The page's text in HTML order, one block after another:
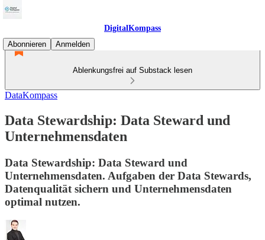
DigitalKompass
Abonnieren
Anmelden
Ablenkungsfrei auf Substack lesen
DataKompass
Data Stewardship: Data Steward und
Unternehmensdaten
Data Stewardship: Data Steward und
Unternehmensdaten. Aufgaben der Data Stewards,
Datenqualität sichern und Unternehmensdaten
optimal nutzen.